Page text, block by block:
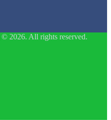
© 2026. All rights reserved.